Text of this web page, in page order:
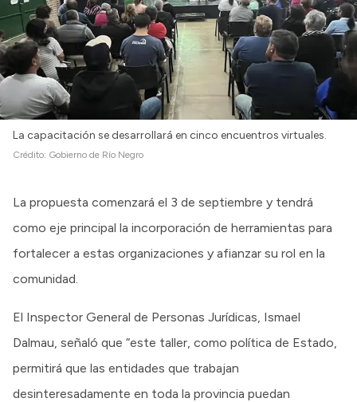
La capacitación se desarrollará en cinco encuentros virtuales.
Crédito: Gobierno de Río Negro
La propuesta comenzará el 3 de septiembre y tendrá
como eje principal la incorporación de herramientas para
fortalecer a estas organizaciones y afianzar su rol en la
comunidad.
El Inspector General de Personas Jurídicas, Ismael
Dalmau, señaló que “este taller, como política de Estado,
permitirá que las entidades que trabajan
desinteresadamente en toda la provincia puedan